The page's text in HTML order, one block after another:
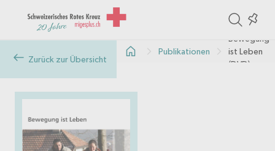
in
the
Zurück zur Übersicht
Publikationen
Bewegung
ist Leben
(DVD)